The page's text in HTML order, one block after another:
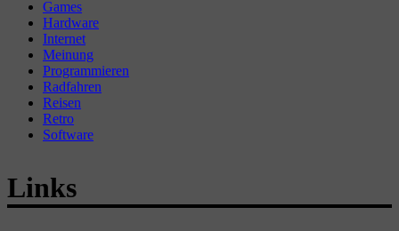
Games
Hardware
Internet
Meinung
Programmieren
Radfahren
Reisen
Retro
Software
Links